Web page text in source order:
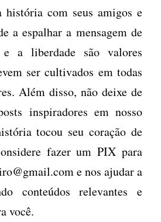
história com seus amigos e
a espalhar a mensagem de
a liberdade são valores
ser cultivados em todas
Além disso, não deixe de
inspiradores em nosso
tocou seu coração de
fazer um PIX para
e nos ajudar a
conteúdos relevantes e
você.